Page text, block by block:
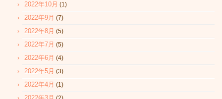
2022年10月 (1)
2022年9月 (7)
2022年8月 (5)
2022年7月 (5)
2022年6月 (4)
2022年5月 (3)
2022年4月 (1)